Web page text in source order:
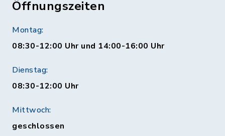
Öffnungszeiten
Montag:
08:30-12:00 Uhr und 14:00-16:00 Uhr
Dienstag:
08:30-12:00 Uhr
Mittwoch:
geschlossen